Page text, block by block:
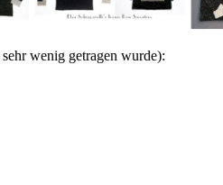
wenig getragen wurde):